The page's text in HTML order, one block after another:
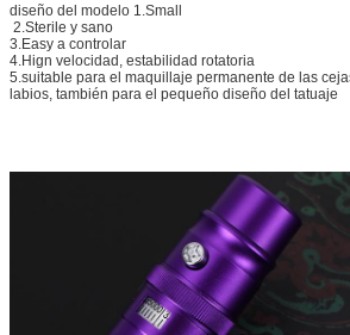
diseño del modelo 1.Small
2.Sterile y sano
3.Easy a controlar
4.Hign velocidad, estabilidad rotatoria
5.suitable para el maquillaje permanente de las
labios, también para el pequeño diseño del tatuaje